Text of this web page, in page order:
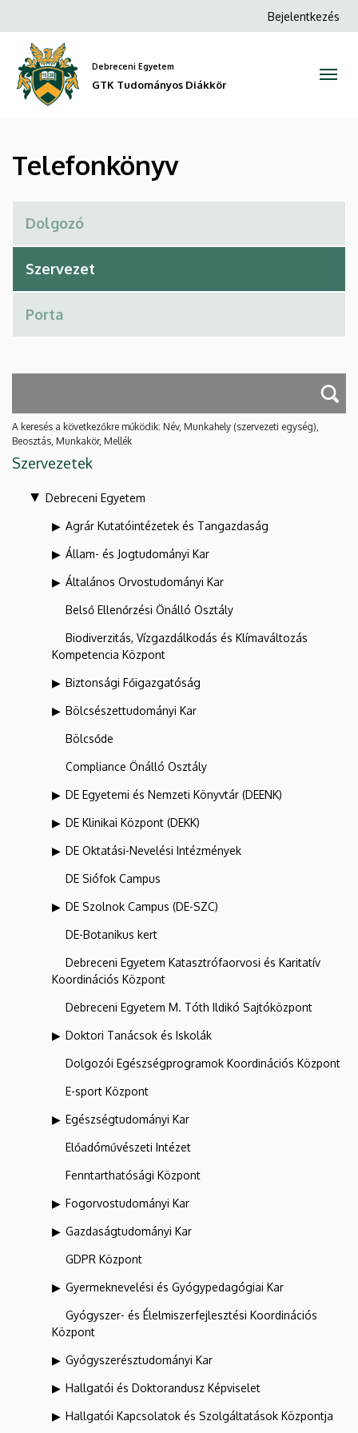
GTK
Tudományos
Diákkör
a
tartalomra
Anonim
Bejelentkezés
Debreceni Egyetem
GTK Tudományos Diákkör
Telefonkönyv
A keresés a következőkre működik: Név, Munkahely (szervezeti egység),
Beosztás, Munkakör, Mellék
Szervezetek
Debreceni Egyetem
Agrár Kutatóintézetek és Tangazdaság
Állam- és Jogtudományi Kar
Általános Orvostudományi Kar
Belső Ellenőrzési Önálló Osztály
Biodiverzitás, Vízgazdálkodás és Klímaváltozás
Kompetencia Központ
Biztonsági Főigazgatóság
Bölcsészettudományi Kar
Bölcsőde
Compliance Önálló Osztály
DE Egyetemi és Nemzeti Könyvtár (DEENK)
DE Klinikai Központ (DEKK)
DE Oktatási-Nevelési Intézmények
DE Siófok Campus
DE Szolnok Campus (DE-SZC)
DE-Botanikus kert
Debreceni Egyetem Katasztrófaorvosi és Karitatív
Koordinációs Központ
Debreceni Egyetem M. Tóth Ildikó Sajtóközpont
Doktori Tanácsok és Iskolák
Dolgozói Egészségprogramok Koordinációs Központ
E-sport Központ
Egészségtudományi Kar
Előadóművészeti Intézet
Fenntarthatósági Központ
Fogorvostudományi Kar
Gazdaságtudományi Kar
GDPR Központ
Gyermeknevelési és Gyógypedagógiai Kar
Gyógyszer- és Élelmiszerfejlesztési Koordinációs
Központ
Gyógyszerésztudományi Kar
Hallgatói és Doktorandusz Képviselet
Hallgatói Kapcsolatok és Szolgáltatások Központja